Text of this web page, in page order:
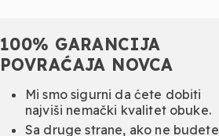
100% GARANCIJA
POVRAĆAJA NOVCA
Mi smo sigurni da ćete dobiti
najviši nemački kvalitet obuke.
Sa druge strane, ako ne budete